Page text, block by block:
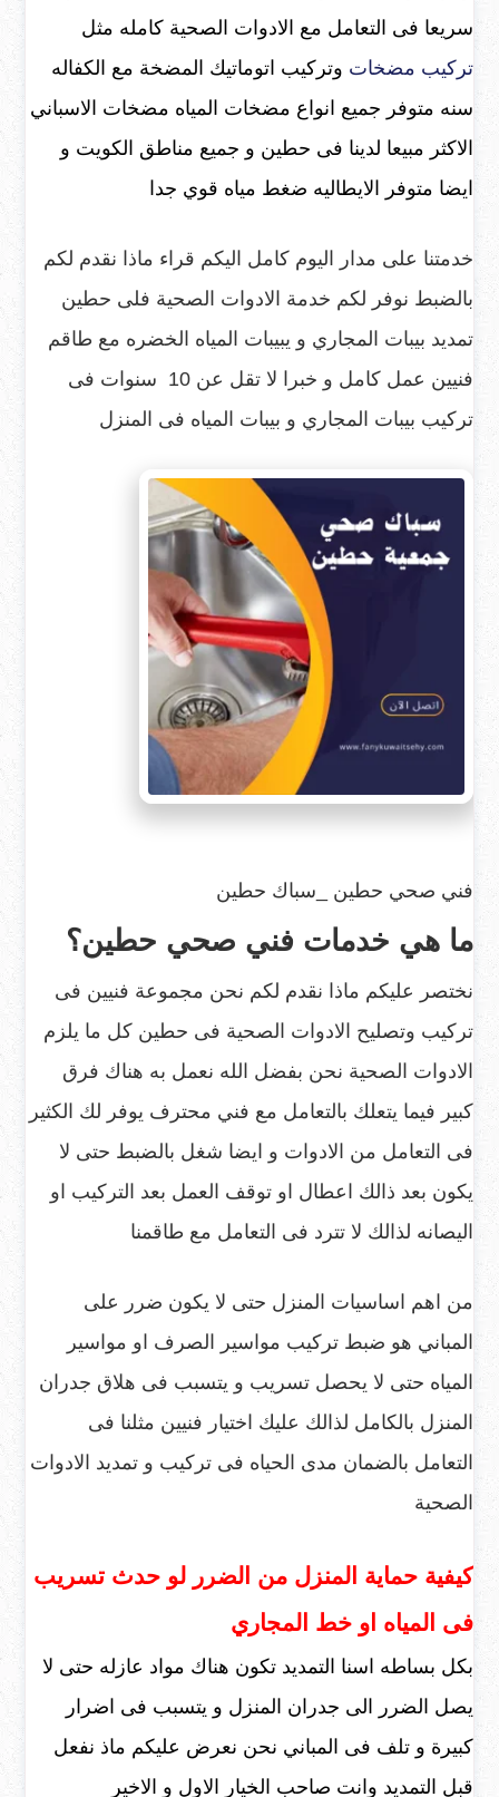
سريعا فى التعامل مع الادوات الصحية كامله مثل
تركيب مضخات وتركيب اتوماتيك المضخة مع الكفاله
سنه متوفر جميع انواع مضخات المياه مضخات الاسباني
الاكثر مبيعا لدينا فى حطين و جميع مناطق الكويت و
ايضا متوفر الايطاليه ضغط مياه قوي جدا
خدمتنا على مدار اليوم كامل اليكم قراء ماذا نقدم لكم
بالضبط نوفر لكم خدمة الادوات الصحية فلى حطين
تمديد بيبات المجاري و يبيبات المياه الخضره مع طاقم
فنيين عمل كامل و خبرا لا تقل عن 10 سنوات فى
تركيب بيبات المجاري و بيبات المياه فى المنزل
فني صحي حطين _سباك حطين
ما هي خدمات فني صحي حطين؟
نختصر عليكم ماذا نقدم لكم نحن مجموعة فنيين فى
تركيب وتصليح الادوات الصحية فى حطين كل ما يلزم
الادوات الصحية نحن بفضل الله نعمل به هناك فرق
كبير فيما يتعلك بالتعامل مع فني محترف يوفر لك الكثير
فى التعامل من الادوات و ايضا شغل بالضبط حتى لا
يكون بعد ذالك اعطال او توقف العمل بعد التركيب او
اليصانه لذالك لا تترد فى التعامل مع طاقمنا
من اهم اساسيات المنزل حتى لا يكون ضرر على
المباني هو ضبط تركيب مواسير الصرف او مواسير
المياه حتى لا يحصل تسريب و يتسبب فى هلاق جدران
المنزل بالكامل لذالك عليك اختيار فنيين مثلنا فى
التعامل بالضمان مدى الحياه فى تركيب و تمديد الادوات
الصحية
كيفية حماية المنزل من الضرر لو حدث تسريب
فى المياه او خط المجاري
بكل بساطه اسنا التمديد تكون هناك مواد عازله حتى لا
يصل الضرر الى جدران المنزل و يتسبب فى اضرار
كبيرة و تلف فى المباني نحن نعرض عليكم ماذ نفعل
قبل التمديد وانت صاحب الخيار الاول و الاخير